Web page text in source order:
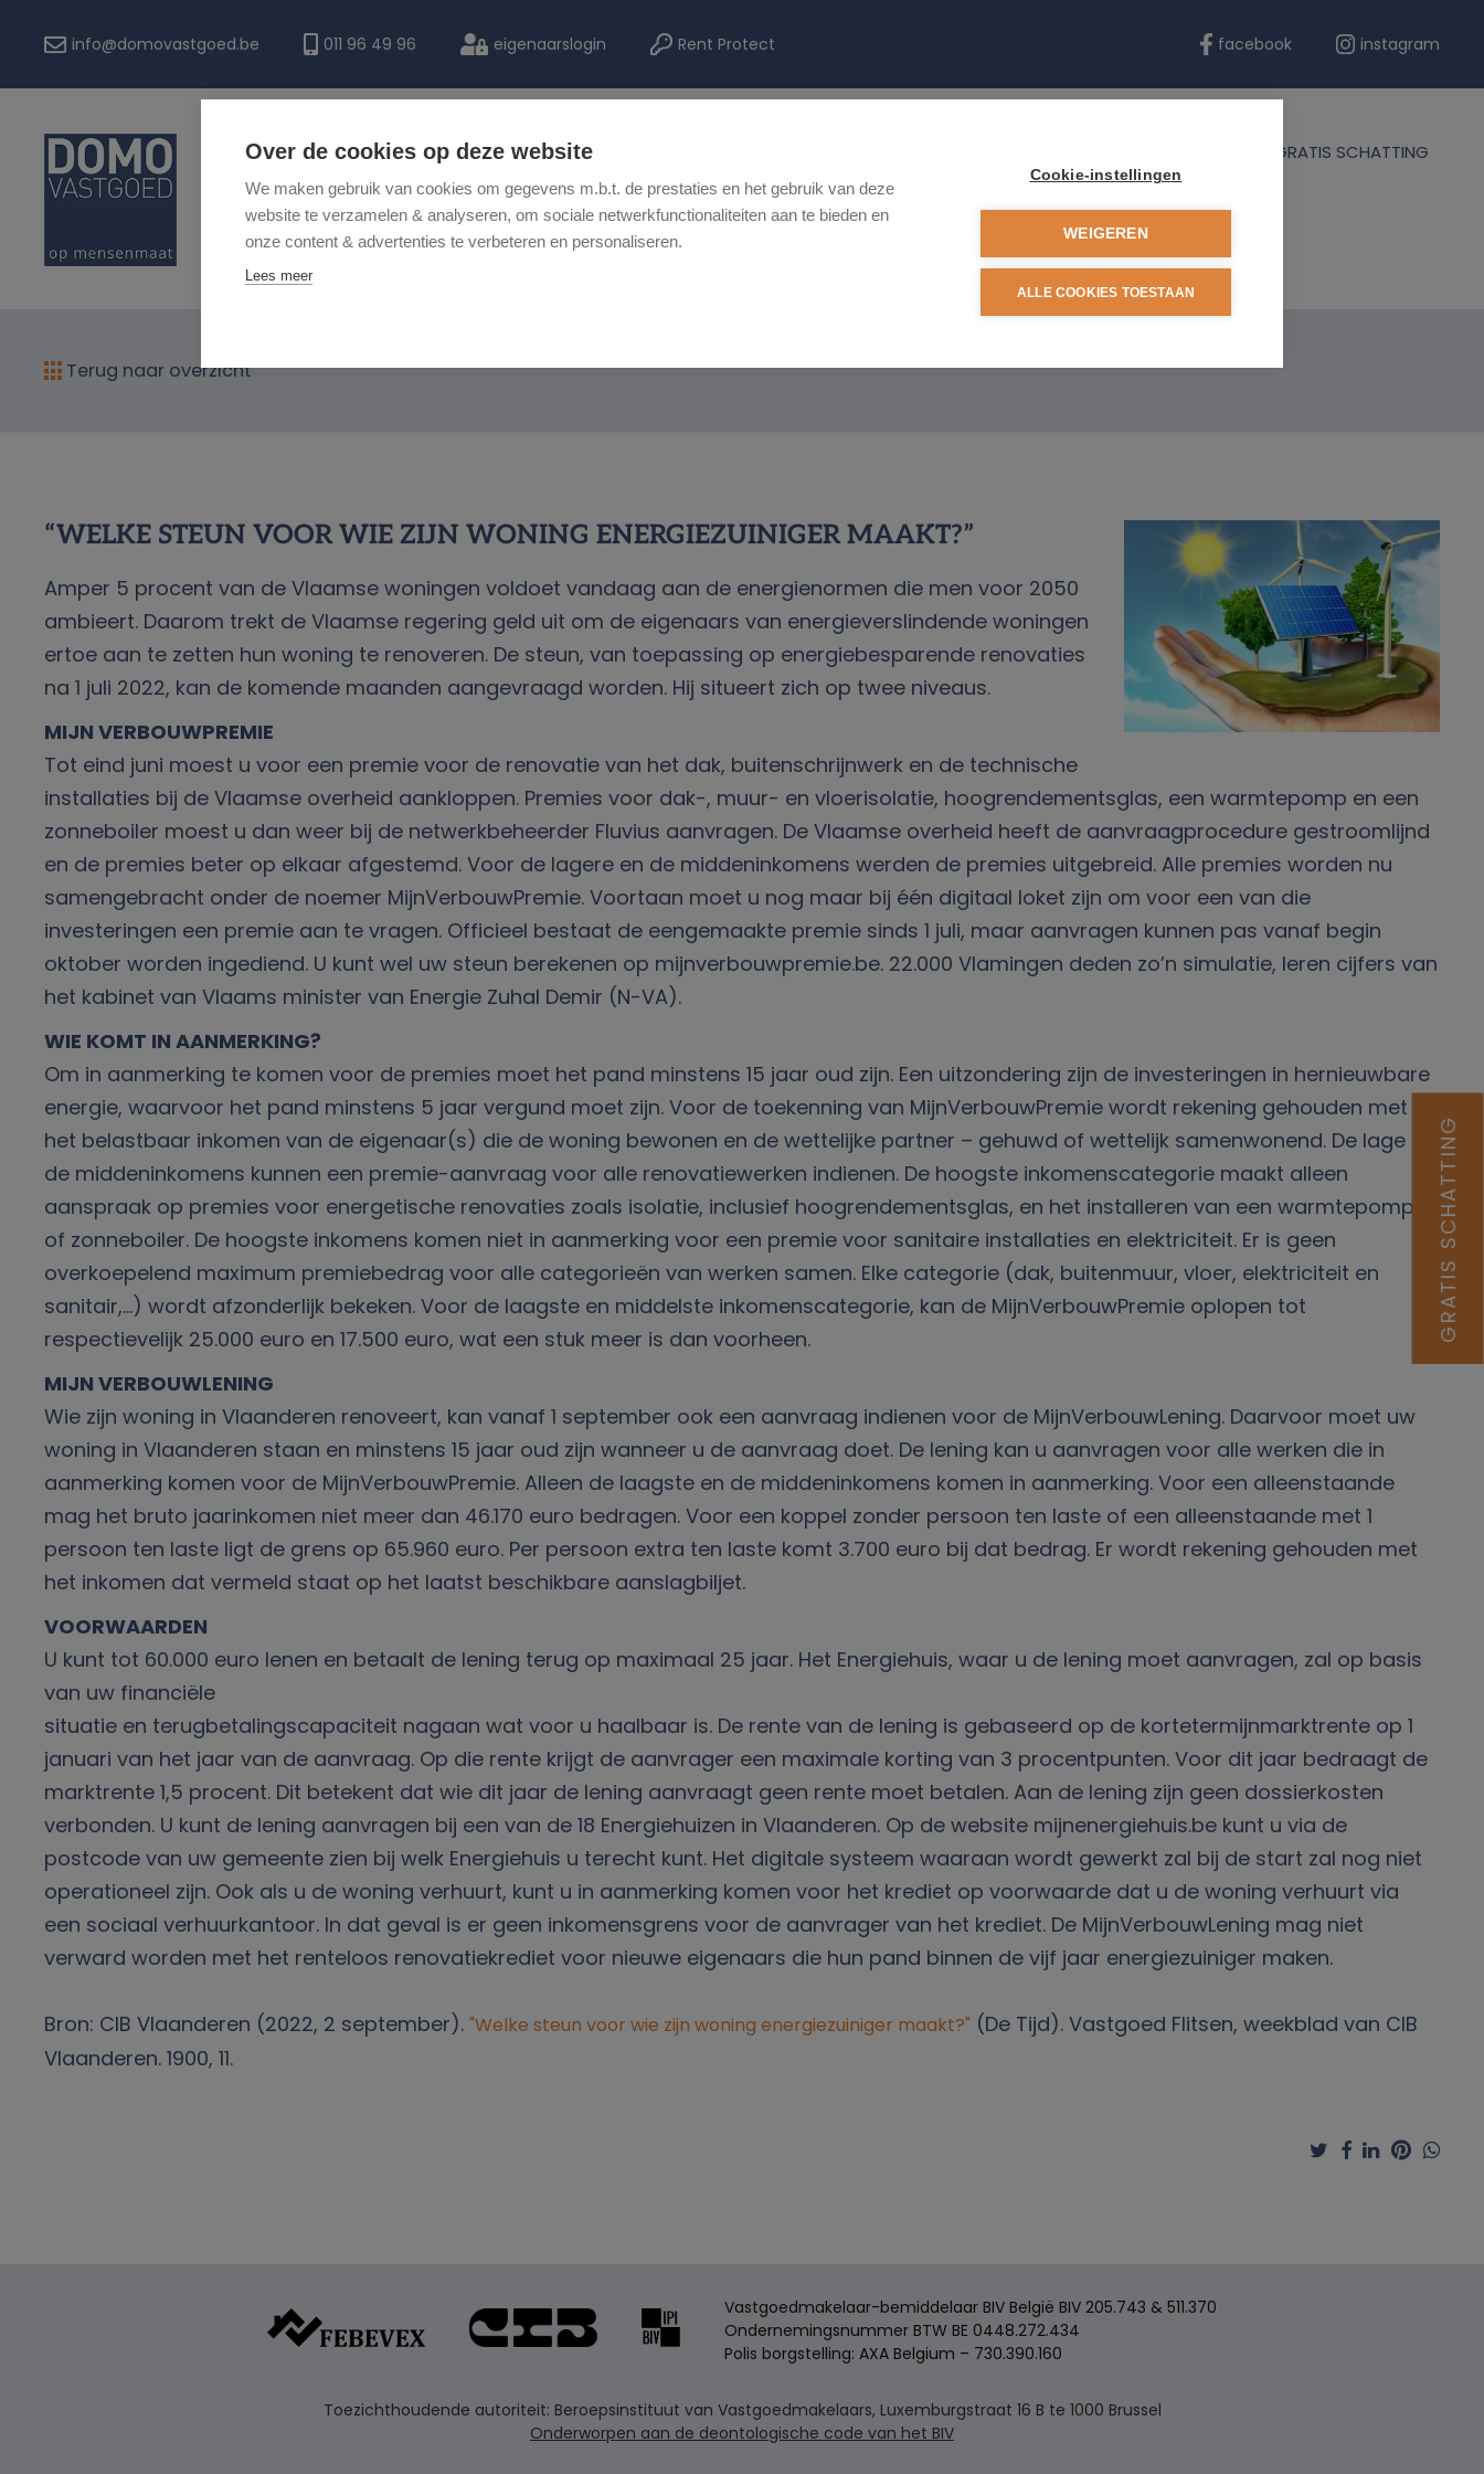
info@domovastgoed.be 011 96 49 96 eigenaarslogin Rent Protect facebook instagram
HOME TE KOOP TE HUUR GRATIS SCHATTING
GRATIS SCHATTING
Terug naar overzicht
“WELKE STEUN VOOR WIE ZIJN WONING ENERGIEZUINIGER MAAKT?”
Amper 5 procent van de Vlaamse woningen voldoet vandaag aan de energienormen die men voor 2050
ambieert. Daarom trekt de Vlaamse regering geld uit om de eigenaars van energieverslindende woningen
ertoe aan te zetten hun woning te renoveren. De steun, van toepassing op energiebesparende renovaties
na 1 juli 2022, kan de komende maanden aangevraagd worden. Hij situeert zich op twee niveaus.
MIJN VERBOUWPREMIE
Tot eind juni moest u voor een premie voor de renovatie van het dak, buitenschrijnwerk en de technische
installaties bij de Vlaamse overheid aankloppen. Premies voor dak-, muur- en vloerisolatie, hoogrendementsglas, een warmtepomp en een
zonneboiler moest u dan weer bij de netwerkbeheerder Fluvius aanvragen. De Vlaamse overheid heeft de aanvraagprocedure gestroomlijnd
en de premies beter op elkaar afgestemd. Voor de lagere en de middeninkomens werden de premies uitgebreid. Alle premies worden nu
samengebracht onder de noemer MijnVerbouwPremie. Voortaan moet u nog maar bij één digitaal loket zijn om voor een van die
investeringen een premie aan te vragen. Officieel bestaat de eengemaakte premie sinds 1 juli, maar aanvragen kunnen pas vanaf begin
oktober worden ingediend. U kunt wel uw steun berekenen op mijnverbouwpremie.be. 22.000 Vlamingen deden zo’n simulatie, leren cijfers van
het kabinet van Vlaams minister van Energie Zuhal Demir (N-VA).
WIE KOMT IN AANMERKING?
Om in aanmerking te komen voor de premies moet het pand minstens 15 jaar oud zijn. Een uitzondering zijn de investeringen in hernieuwbare
energie, waarvoor het pand minstens 5 jaar vergund moet zijn. Voor de toekenning van MijnVerbouwPremie wordt rekening gehouden met
het belastbaar inkomen van de eigenaar(s) die de woning bewonen en de wettelijke partner – gehuwd of wettelijk samenwonend. De lage en
de middeninkomens kunnen een premie-aanvraag voor alle renovatiewerken indienen. De hoogste inkomenscategorie maakt alleen
aanspraak op premies voor energetische renovaties zoals isolatie, inclusief hoogrendementsglas, en het installeren van een warmtepomp
of zonneboiler. De hoogste inkomens komen niet in aanmerking voor een premie voor sanitaire installaties en elektriciteit. Er is geen
overkoepelend maximum premiebedrag voor alle categorieën van werken samen. Elke categorie (dak, buitenmuur, vloer, elektriciteit en
sanitair,…) wordt afzonderlijk bekeken. Voor de laagste en middelste inkomenscategorie, kan de MijnVerbouwPremie oplopen tot
respectievelijk 25.000 euro en 17.500 euro, wat een stuk meer is dan voorheen.
MIJN VERBOUWLENING
Wie zijn woning in Vlaanderen renoveert, kan vanaf 1 september ook een aanvraag indienen voor de MijnVerbouwLening. Daarvoor moet uw
woning in Vlaanderen staan en minstens 15 jaar oud zijn wanneer u de aanvraag doet. De lening kan u aanvragen voor alle werken die in
aanmerking komen voor de MijnVerbouwPremie. Alleen de laagste en de middeninkomens komen in aanmerking. Voor een alleenstaande
mag het bruto jaarinkomen niet meer dan 46.170 euro bedragen. Voor een koppel zonder persoon ten laste of een alleenstaande met 1
persoon ten laste ligt de grens op 65.960 euro. Per persoon extra ten laste komt 3.700 euro bij dat bedrag. Er wordt rekening gehouden met
het inkomen dat vermeld staat op het laatst beschikbare aanslagbiljet.
VOORWAARDEN
U kunt tot 60.000 euro lenen en betaalt de lening terug op maximaal 25 jaar. Het Energiehuis, waar u de lening moet aanvragen, zal op basis
van uw financiële
situatie en terugbetalingscapaciteit nagaan wat voor u haalbaar is. De rente van de lening is gebaseerd op de kortetermijnmarktrente op 1
januari van het jaar van de aanvraag. Op die rente krijgt de aanvrager een maximale korting van 3 procentpunten. Voor dit jaar bedraagt de
marktrente 1,5 procent. Dit betekent dat wie dit jaar de lening aanvraagt geen rente moet betalen. Aan de lening zijn geen dossierkosten
verbonden. U kunt de lening aanvragen bij een van de 18 Energiehuizen in Vlaanderen. Op de website mijnenergiehuis.be kunt u via de
postcode van uw gemeente zien bij welk Energiehuis u terecht kunt. Het digitale systeem waaraan wordt gewerkt zal bij de start zal nog niet
operationeel zijn. Ook als u de woning verhuurt, kunt u in aanmerking komen voor het krediet op voorwaarde dat u de woning verhuurt via
een sociaal verhuurkantoor. In dat geval is er geen inkomensgrens voor de aanvrager van het krediet. De MijnVerbouwLening mag niet
verward worden met het renteloos renovatiekrediet voor nieuwe eigenaars die hun pand binnen de vijf jaar energiezuiniger maken.
Bron: CIB Vlaanderen (2022, 2 september). "Welke steun voor wie zijn woning energiezuiniger maakt?" (De Tijd). Vastgoed Flitsen, weekblad van CIB
Vlaanderen. 1900, 11.
Vastgoedmakelaar-bemiddelaar BIV België BIV 205.743 & 511.370
Ondernemingsnummer BTW BE 0448.272.434
Polis borgstelling: AXA Belgium – 730.390.160
Toezichthoudende autoriteit: Beroepsinstituut van Vastgoedmakelaars, Luxemburgstraat 16 B te 1000 Brussel
Onderworpen aan de deontologische code van het BIV
Over de cookies op deze website
We maken gebruik van cookies om gegevens m.b.t. de prestaties en het gebruik van deze
website te verzamelen & analyseren, om sociale netwerkfunctionaliteiten aan te bieden en
onze content & advertenties te verbeteren en personaliseren.
Lees meer
Cookie-instellingen
WEIGEREN
ALLE COOKIES TOESTAAN